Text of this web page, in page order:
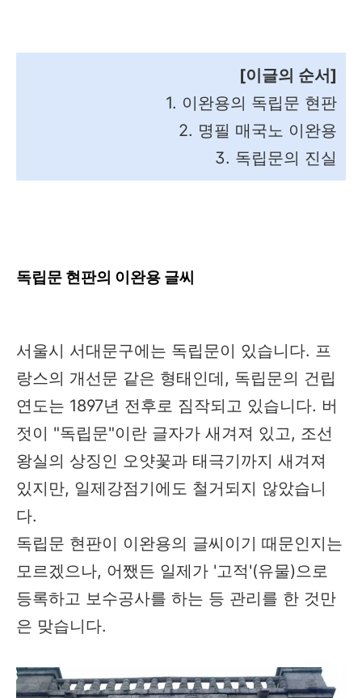
[이글의 순서]
1. 이완용의 독립문 현판
2. 명필 매국노 이완용
3. 독립문의 진실
독립문 현판의 이완용 글씨
서울시 서대문구에는 독립문이 있습니다. 프
랑스의 개선문 같은 형태인데, 독립문의 건립
연도는 1897년 전후로 짐작되고 있습니다. 버
젓이 "독립문"이란 글자가 새겨져 있고, 조선
왕실의 상징인 오얏꽃과 태극기까지 새겨져
있지만, 일제강점기에도 철거되지 않았습니
다.
독립문 현판이 이완용의 글씨이기 때문인지는
모르겠으나, 어쨌든 일제가 '고적'(유물)으로
등록하고 보수공사를 하는 등 관리를 한 것만
은 맞습니다.